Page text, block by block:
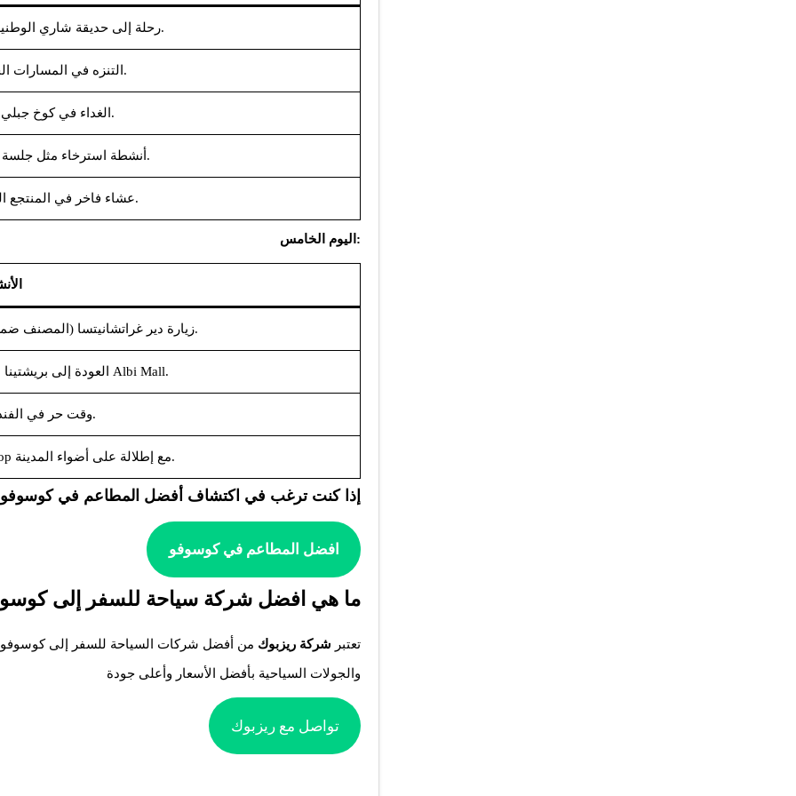
– رحلة إلى حديقة شاري الوطنية لاستكشاف الطبيعة الخلابة.
– التنزه في المسارات الجبلية وزيارة البحيرات.
– الغداء في كوخ جبلي مع إطلالات ساحرة.
– أنشطة استرخاء مثل جلسة يوغا أو التأمل في الطبيعة.
– عشاء فاخر في المنتجع الجبلي وسط أجواء هادئة.
:اليوم الخامس
– زيارة دير غراتشانيتسا (المصنف ضمن مواقع التراث العالمي لليونسكو).
– العودة إلى بريشتينا لتسوق المنتجات الفاخرة في Albi Mall.
– وقت حر في الفندق أو جلسة سبا.
– عشاء وداعي في مطعم Rooftop مع إطلالة على أضواء المدينة.
إذا كنت ترغب في اكتشاف أفضل المطاعم في كوسوفو
افضل المطاعم في كوسوفو
ما هي افضل شركة سياحة للسفر إلى
تعتبر شركة ريزبوك من أفضل شركات السياحة للسفر إلى
والجولات السياحية بأفضل الأسعار وأعلى جودة
تواصل مع ريزبوك